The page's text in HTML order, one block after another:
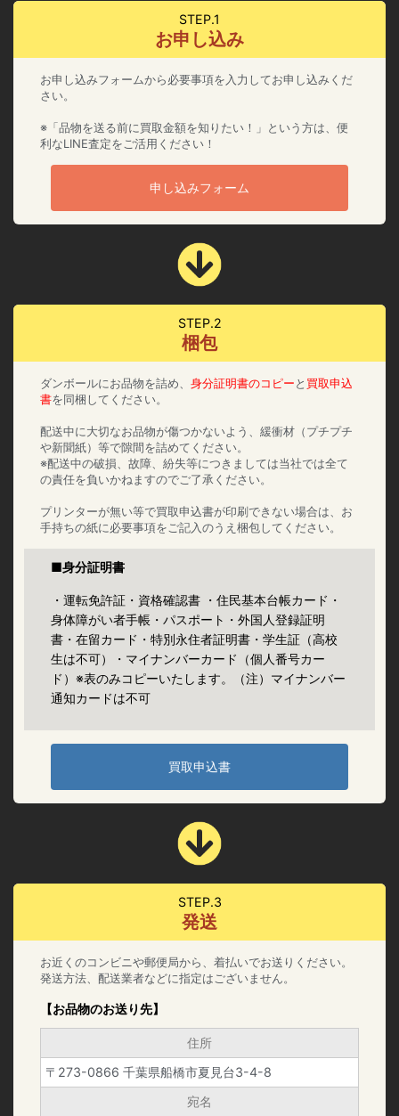
STEP.1
お申し込み
お申し込みフォームから必要事項を入力してお申し込みくだ
さい。
※「品物を送る前に買取金額を知りたい！」という方は、便
利なLINE査定をご活用ください！
申し込みフォーム
STEP.2
梱包
ダンボールにお品物を詰め、 身分証明書のコピーと 買取申込
書を同梱してください。
配送中に大切なお品物が傷つかないよう、緩衝材（プチプチ
や新聞紙）等で隙間を詰めてください。
※配送中の破損、故障、紛失等につきましては当社では全て
の責任を負いかねますのでご了承ください。
プリンターが無い等で買取申込書が印刷できない場合は、お
手持ちの紙に必要事項をご記入のうえ梱包してください。
■身分証明書
・運転免許証・資格確認書 ・住民基本台帳カード・
身体障がい者手帳・パスポート・外国人登録証明
書・在留カード・特別永住者証明書・学生証（高校
生は不可）・マイナンバーカード（個人番号カー
ド）※表のみコピーいたします。（注）マイナンバー
通知カードは不可
買取申込書
STEP.3
発送
お近くのコンビニや郵便局から、着払いでお送りください。
発送方法、配送業者などに指定はございません。
【お品物のお送り先】
住所
〒273-0866 千葉県船橋市夏見台3-4-8
宛名